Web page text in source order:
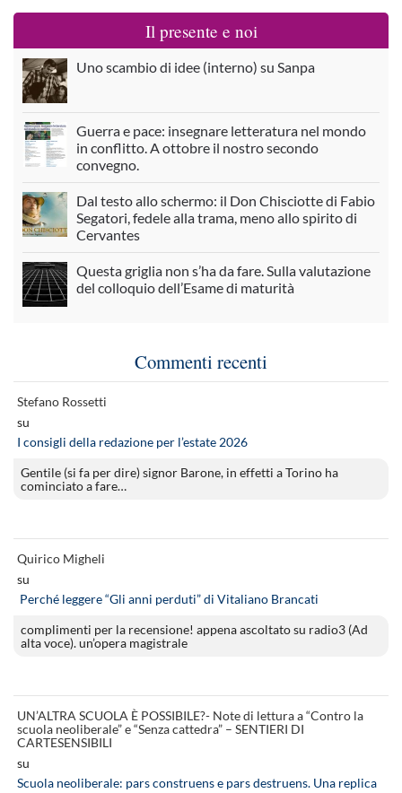
Il presente e noi
Uno scambio di idee (interno) su Sanpa
Guerra e pace: insegnare letteratura nel mondo
in conflitto. A ottobre il nostro secondo
convegno.
Dal testo allo schermo: il Don Chisciotte di Fabio
Segatori, fedele alla trama, meno allo spirito di
Cervantes
Questa griglia non s’ha da fare. Sulla valutazione
del colloquio dell’Esame di maturità
Commenti recenti
Stefano Rossetti
su
I consigli della redazione per l’estate 2026
Gentile (si fa per dire) signor Barone, in effetti a Torino ha
cominciato a fare…
Quirico Migheli
su
Perché leggere “Gli anni perduti” di Vitaliano Brancati
complimenti per la recensione! appena ascoltato su radio3 (Ad
alta voce). un’opera magistrale
UN’ALTRA SCUOLA È POSSIBILE?- Note di lettura a “Contro la
scuola neoliberale” e “Senza cattedra” – SENTIERI DI
CARTESENSIBILI
su
Scuola neoliberale: pars construens e pars destruens. Una replica